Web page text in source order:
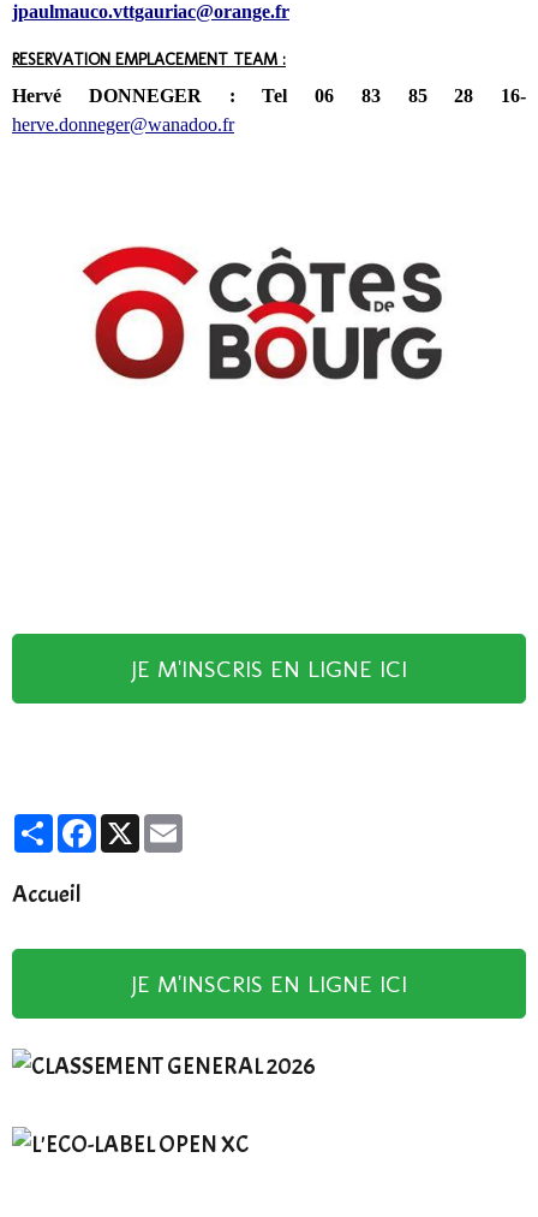
jpaulmauco.vttgauriac@orange.fr
RESERVATION EMPLACEMENT TEAM :
Hervé DONNEGER : Tel 06 83 85 28 16-
herve.donneger@wanadoo.fr
JE M'INSCRIS EN LIGNE ICI
PartagerFacebook
X
Accueil
JE M'INSCRIS EN LIGNE ICI